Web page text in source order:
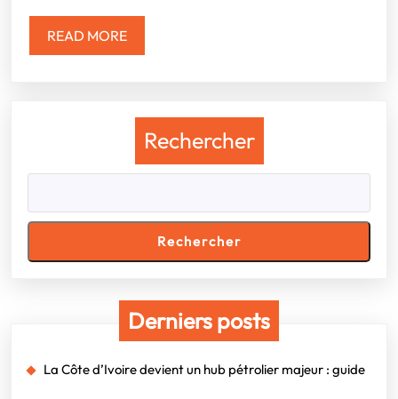
numérique
de
l’Afrique
READ MOREREAD
MORE
Rechercher
Rechercher
Derniers posts
La Côte d’Ivoire devient un hub pétrolier majeur : guide